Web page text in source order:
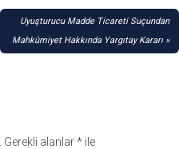
Uyuşturucu Madde Ticareti Suçundan
Mahkûmiyet Hakkında Yargıtay Kararı
Gerekli alanlar* ile